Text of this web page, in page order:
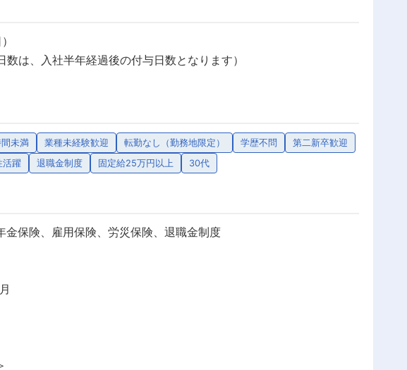
は、入社半年経過後の付与日数となります）
未満 業種未経験歓迎 転勤なし（勤務地限定） 学歴不問
第二新卒歓迎
活躍 退職金制度 固定給25万円以上 30代
金保険、雇用保険、労災保険、退職金制度